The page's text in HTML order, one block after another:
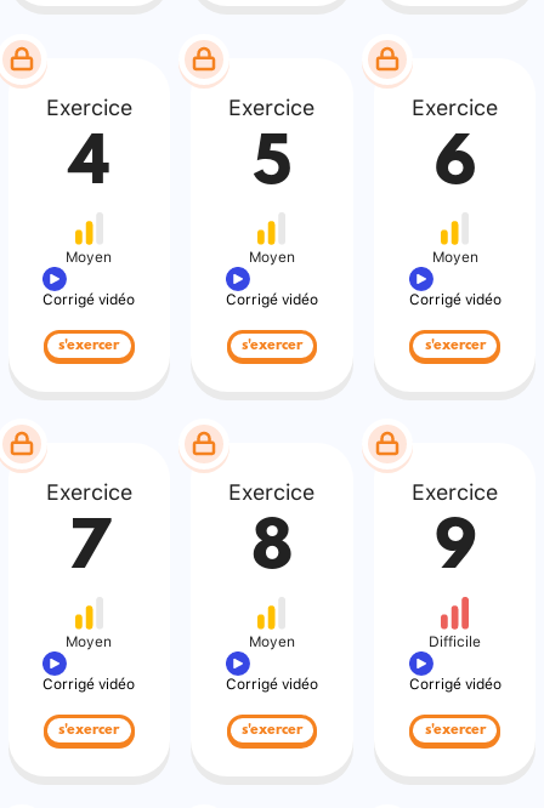
Exercice
4
Moyen
Corrigé vidéo
s'exercer
Exercice
5
Moyen
Corrigé vidéo
s'exercer
Exercice
6
Moyen
Corrigé vidéo
s'exercer
Exercice
7
Moyen
Corrigé vidéo
s'exercer
Exercice
8
Moyen
Corrigé vidéo
s'exercer
Exercice
9
Difficile
Corrigé vidéo
s'exercer